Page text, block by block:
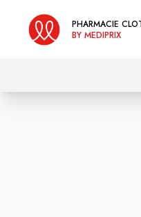
PHARMACIE
BY MEDIPRIX